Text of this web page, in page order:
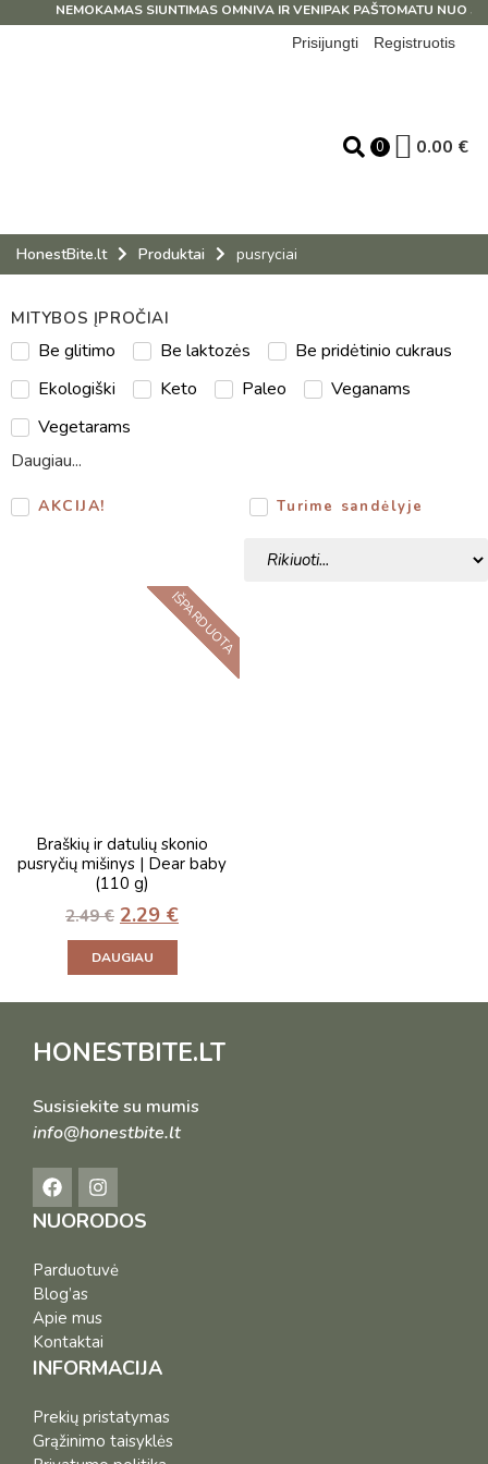
NEMOKAMAS SIUNTIMAS OMNIVA IR VENIPAK PAŠTOMATU NUO 39
Prisijungti
Registruotis
0 0.00 €
HonestBite.lt Produktai pusryciai
MITYBOS ĮPROČIAI
Be glitimo Be laktozės
Be pridėtinio cukraus
Ekologiški
Keto Paleo
Veganams
Vegetarams
Daugiau...
AKCIJA! Turime sandėlyje
IŠPARDUOTA
Braškių ir datulių skonio
pusryčių mišinys | Dear baby
(110 g)
2.49€ 2.29 €
DAUGIAU
HONESTBITE.LT
Susisiekite su mumis
info@honestbite.lt
NUORODOS
Parduotuvė
Blog’as
Apie mus
Kontaktai
INFORMACIJA
Prekių pristatymas
Grąžinimo taisyklės